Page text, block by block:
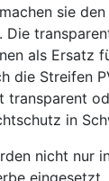
sie den
Die
als Ersatz
die Streifen
transparent
in
nicht nur
eingesetzt,